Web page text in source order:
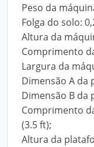
Peso da
Folga do solo:
Altura da
Comprimento
Largura da
Dimensão A da
Dimensão B da
Comprimento
(3.5 ft);
Altura da